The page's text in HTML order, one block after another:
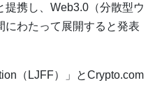
提携し、Web3.0（分散型ウ
にわたって展開すると発表
（LJFF）」とCrypto.com